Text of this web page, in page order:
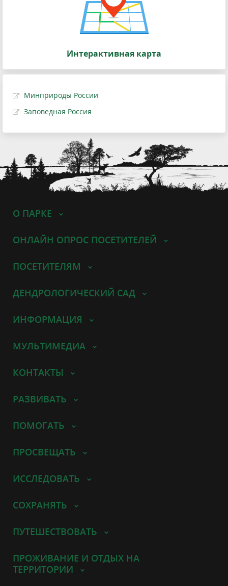
Интерактивная карта
Минприроды России
Заповедная Россия
О ПАРКЕ
ОНЛАЙН ОПРОС ПОСЕТИТЕЛЕЙ
ПОСЕТИТЕЛЯМ
ДЕНДРОЛОГИЧЕСКИЙ САД
ИНФОРМАЦИЯ
МУЛЬТИМЕДИА
КОНТАКТЫ
РАЗВИВАТЬ
ПОМОГАТЬ
ПРОСВЕЩАТЬ
ИССЛЕДОВАТЬ
СОХРАНЯТЬ
ПУТЕШЕСТВОВАТЬ
ПРОЖИВАНИЕ И ОТДЫХ НА
ТЕРРИТОРИИ